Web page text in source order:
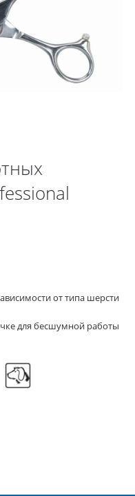
от типа шерсти
для бесшумной работы